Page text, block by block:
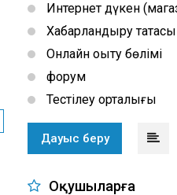
Интернет дүкен
Хабарландыру тақтасы
Онлайн оқыту бөлімі
форум
Тестілеу орталығы
Дауыс беру
Оқушыларға